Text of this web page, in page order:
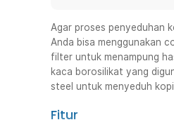
Agar proses penyeduhan
Anda bisa menggunakan
filter untuk menampung
kaca borosilikat yang
steel untuk menyeduh
Fitur